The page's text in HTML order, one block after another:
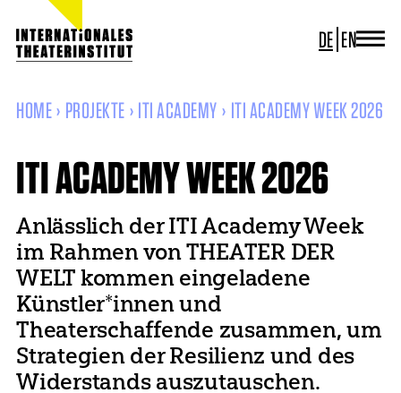
DE EN
ITI WORLDWIDE
HOME PROJEKTE ITI ACADEMY ITI ACADEMY WEEK 2026
ITI ACADEMY WEEK 2026
Anlässlich der ITI Academy Week
im Rahmen von THEATER DER
WELT kommen eingeladene
Künstler*innen und
Theaterschaffende zusammen, um
Strategien der Resilienz und des
Widerstands auszutauschen.